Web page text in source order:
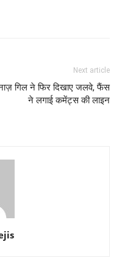
Next article
गिल ने फिर दिखाए जलवे, फैंस
ने लगाई कमेंट्स की लाइन